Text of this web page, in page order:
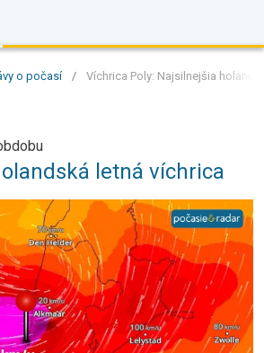
o počasí / Víchrica Poly: Najsilnejšia
letná víchrica